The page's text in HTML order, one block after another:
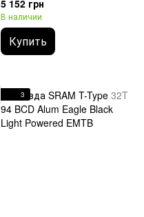
S2)
5 152 грн
В наличии
Купить
3